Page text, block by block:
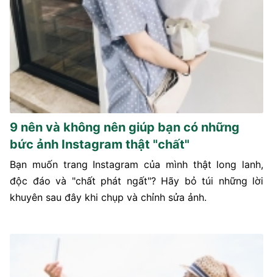
9 nên và không nên giúp bạn có những
bức ảnh Instagram thật "chất"
Bạn muốn trang Instagram của mình thật long lanh,
độc đáo và "chất phát ngất"? Hãy bỏ túi những lời
khuyên sau đây khi chụp và chỉnh sửa ảnh.